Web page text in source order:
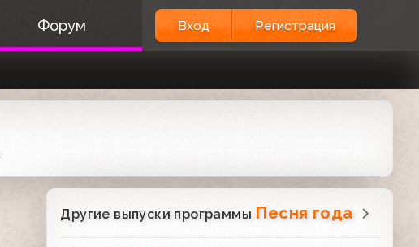
Форум Вход Регистрация
Другие выпуски программы Песня года